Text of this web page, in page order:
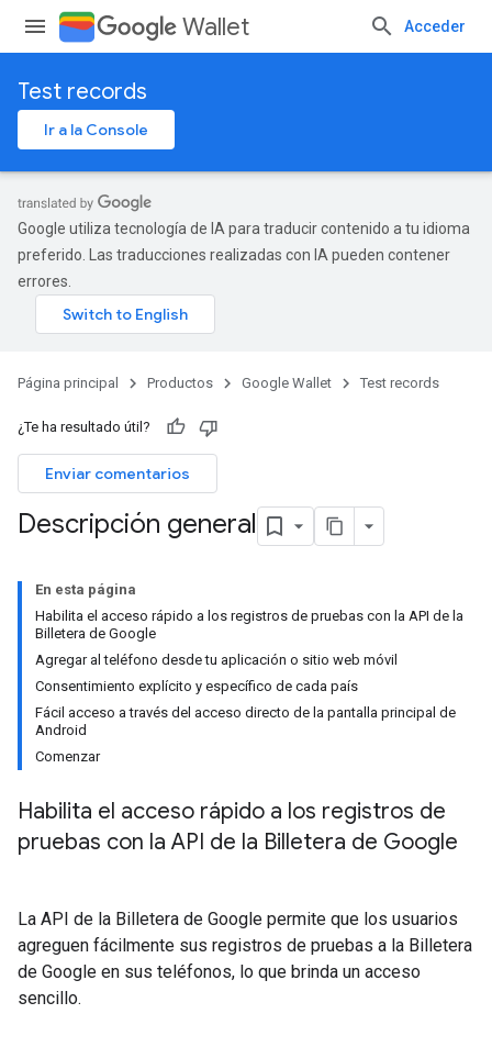
Wallet Acceder
Test records
Ir a la Console
Google utiliza tecnología de IA para traducir contenido a tu idioma
preferido. Las traducciones realizadas con IA pueden contener
errores.
Página principal Productos Google Wallet Test records
¿Te ha resultado útil?
Enviar comentarios
Descripción general
En esta página
Habilita el acceso rápido a los registros de pruebas con la API de la
Billetera de Google
Agregar al teléfono desde tu aplicación o sitio web móvil
Consentimiento explícito y específico de cada país
Fácil acceso a través del acceso directo de la pantalla principal de
Android
Comenzar
Habilita el acceso rápido a los registros de
pruebas con la API de la Billetera de Google
La API de la Billetera de Google permite que los usuarios
agreguen fácilmente sus registros de pruebas a la Billetera
de Google en sus teléfonos, lo que brinda un acceso
sencillo.